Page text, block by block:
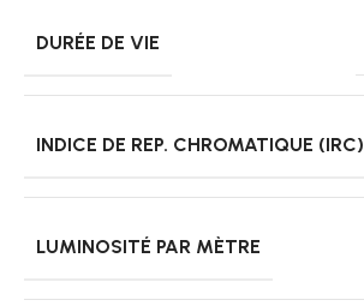
DURÉE DE VIE
INDICE DE REP. CHROMATIQUE (IRC)
LUMINOSITÉ PAR MÈTRE